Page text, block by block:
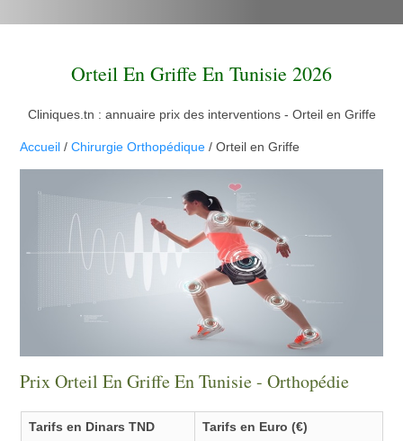
Orteil En Griffe En Tunisie 2026
Cliniques.tn : annuaire prix des interventions - Orteil en Griffe
Accueil /Chirurgie Orthopédique / Orteil en Griffe
Prix Orteil En Griffe En Tunisie - Orthopédie
Tarifs en Dinars TND Tarifs en Euro (€)